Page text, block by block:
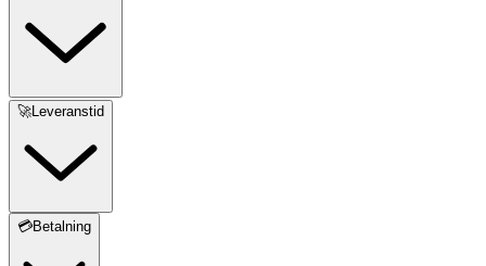
🚀Leveranstid
💳Betalning